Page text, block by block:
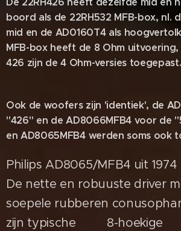
boord als de 22RH532 MFB-box, nl.
mid en de AD0160T4 als
MFB-box heeft de 8 Ohm
426 zijn de 4 Ohm-versies
Ook de woofers zijn 'identiek', de
"426" en de AD8066MFB4 voor de
en AD8065MFB4 werden soms ook
Philips AD8065/MFB4 uit 1974
De nette en robuuste driver
soepele rubberen
zijn typische 8-hoekige